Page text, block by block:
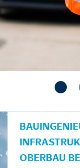
OBERBAU